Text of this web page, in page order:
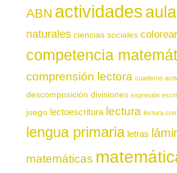
ABN actividadesaula
naturales ciencias sociales colorear
competencia
comprensión lectora cuaderno
descomposición divisiones expresión
juego lectoescritura lectura lectura
lengua primaria letras
matemáticas